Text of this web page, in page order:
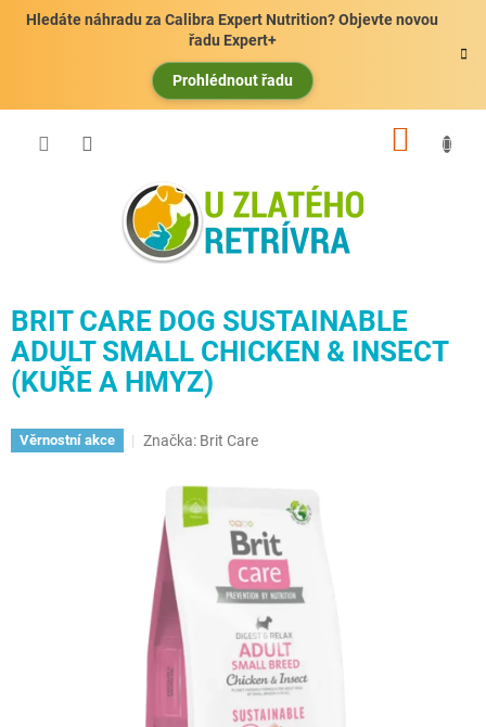
Hledáte náhradu za Calibra Expert Nutrition? Objevte novou
řadu Expert+
Prohlédnout řadu
BRIT CARE DOG SUSTAINABLE
ADULT SMALL CHICKEN & INSECT
(KUŘE A HMYZ)
Věrnostní akce Značka: Brit Care